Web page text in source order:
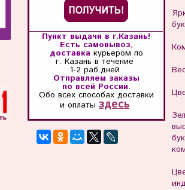
Пункт выдачи в г.Казань!
Есть самовывоз,
доставка курьером по
г. Казань в течение
1-2 раб.дней.
Отправляем заказы
по всей России.
Обо всех способах доставки
и оплаты здесь